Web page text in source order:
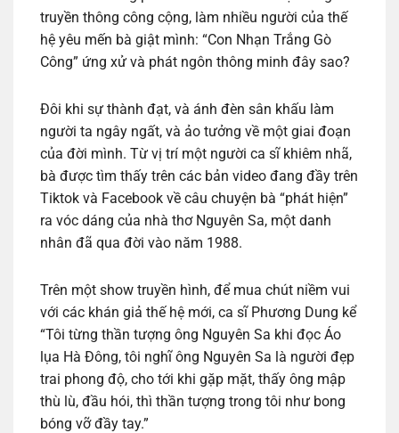
truyền thông công cộng, làm nhiều người của thế
hệ yêu mến bà giật mình: “Con Nhạn Trắng Gò
Công” ứng xử và phát ngôn thông minh đây sao?
Đôi khi sự thành đạt, và ánh đèn sân khấu làm
người ta ngây ngất, và ảo tưởng về một giai đoạn
của đời mình. Từ vị trí một người ca sĩ khiêm nhã,
bà được tìm thấy trên các bản video đang đầy trên
Tiktok và Facebook về câu chuyện bà “phát hiện”
ra vóc dáng của nhà thơ Nguyên Sa, một danh
nhân đã qua đời vào năm 1988.
Trên một show truyền hình, để mua chút niềm vui
với các khán giả thế hệ mới, ca sĩ Phương Dung kể
“Tôi từng thần tượng ông Nguyên Sa khi đọc Áo
lụa Hà Đông, tôi nghĩ ông Nguyên Sa là người đẹp
trai phong độ, cho tới khi gặp mặt, thấy ông mập
thù lù, đầu hói, thì thần tượng trong tôi như bong
bóng vỡ đầy tay.”